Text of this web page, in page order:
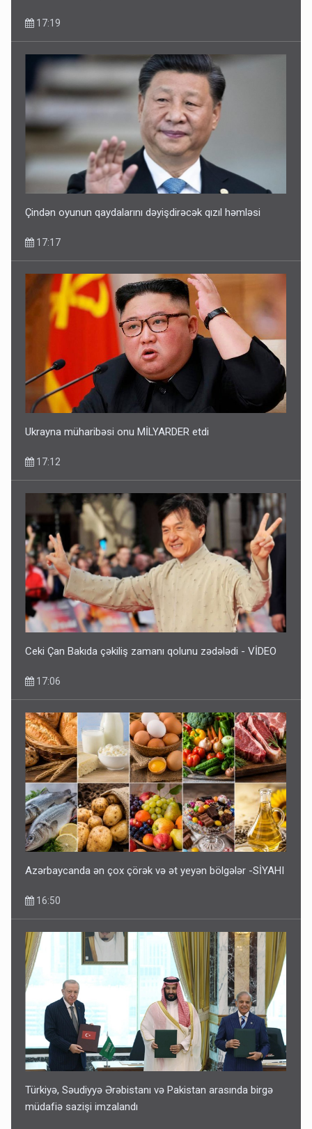
17:19
Çindən oyunun qaydalarını dəyişdirəcək qızıl həmləsi
17:17
Ukrayna müharibəsi onu MİLYARDER etdi
17:12
Ceki Çan Bakıda çəkiliş zamanı qolunu zədələdi - VİDEO
17:06
Azərbaycanda ən çox çörək və ət yeyən bölgələr -SİYAHI
16:50
Türkiyə, Səudiyyə Ərəbistanı və Pakistan arasında birgə
müdafiə sazişi imzalandı